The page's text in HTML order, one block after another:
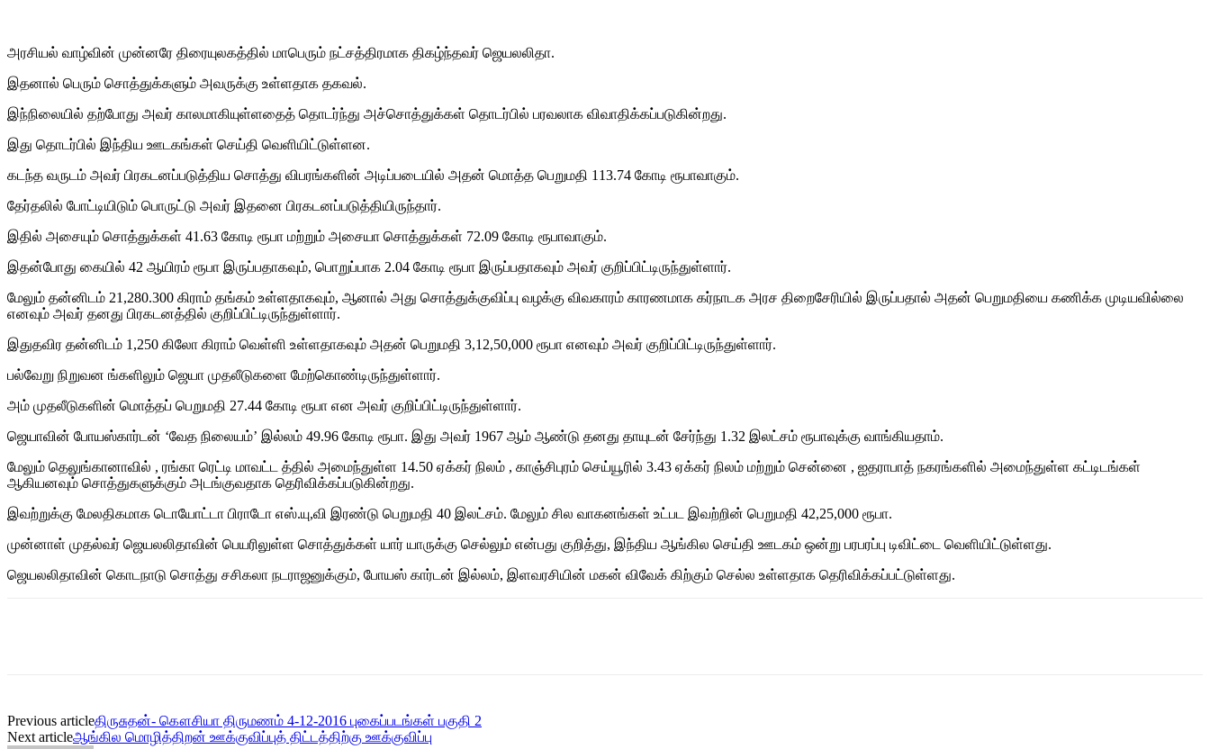
அரசியல் வாழ்வின் முன்னரே திரையுலகத்தில் மாபெரும் நட்சத்திரமாக திகழ்ந்தவர் ஜெயலலிதா.
இதனால் பெரும் சொத்துக்களும் அவருக்கு உள்ளதாக தகவல்.
இந்நிலையில் தற்போது அவர் காலமாகியுள்ளதைத் தொடர்ந்து அச்சொத்துக்கள் தொடர்பில் பரவலாக விவாதிக்கப்படுகின்றது.
இது தொடர்பில் இந்திய ஊடகங்கள் செய்தி வெளியிட்டுள்ளன.
கடந்த வருடம் அவர் பிரகடனப்படுத்திய சொத்து விபரங்களின் அடிப்படையில் அதன் மொத்த பெறுமதி 113.74 கோடி ரூபாவாகும்.
தேர்தலில் போட்டியிடும் பொருட்டு அவர் இதனை பிரகடனப்படுத்தியிருந்தார்.
இதில் அசையும் சொத்துக்கள் 41.63 கோடி ரூபா மற்றும் அசையா சொத்துக்கள் 72.09 கோடி ரூபாவாகும்.
இதன்போது கையில் 42 ஆயிரம் ரூபா இருப்பதாகவும், பொறுப்பாக 2.04 கோடி ரூபா இருப்பதாகவும் அவர் குறிப்பிட்டிருந்துள்ளார்.
மேலும் தன்னிடம் 21,280.300 கிராம் தங்கம் உள்ளதாகவும், ஆனால் அது சொத்துக்குவிப்பு வழக்கு விவகாரம் காரணமாக கர்நாடக அரச திறைசேரியில் இருப்பதால் அதன் பெறுமதியை கணிக்க முடியவில்லை
எனவும் அவர் தனது பிரகடனத்தில் குறிப்பிட்டிருந்துள்ளார்.
இதுதவிர தன்னிடம் 1,250 கிலோ கிராம் வெள்ளி உள்ளதாகவும் அதன் பெறுமதி 3,12,50,000 ரூபா எனவும் அவர் குறிப்பிட்டிருந்துள்ளார்.
பல்வேறு நிறுவன ங்களிலும் ஜெயா முதலீடுகளை மேற்கொண்டிருந்துள்ளார்.
அம் முதலீடுகளின் மொத்தப் பெறுமதி 27.44 கோடி ரூபா என அவர் குறிப்பிட்டிருந்துள்ளார்.
ஜெயாவின் போயஸ்கார்டன் ‘வேத நிலையம்’ இல்லம் 49.96 கோடி ரூபா. இது அவர் 1967 ஆம் ஆண்டு தனது தாயுடன் சேர்ந்து 1.32 இலட்சம் ரூபாவுக்கு வாங்கியதாம்.
மேலும் தெலுங்கானாவில் , ரங்கா ரெட்டி மாவட்ட த்தில் அமைந்துள்ள 14.50 ஏக்கர் நிலம் , காஞ்சிபுரம் செய்யூரில் 3.43 ஏக்கர் நிலம் மற்றும் சென்னை , ஐதராபாத் நகரங்களில் அமைந்துள்ள கட்டிடங்கள்
ஆகியனவும் சொத்துகளுக்கும் அடங்குவதாக தெரிவிக்கப்படுகின்றது.
இவற்றுக்கு மேலதிகமாக டொயோட்டா பிராடோ எஸ்.யு,வி இரண்டு பெறுமதி 40 இலட்சம். மேலும் சில வாகனங்கள் உட்பட இவற்றின் பெறுமதி 42,25,000 ரூபா.
முன்னாள் முதல்வர் ஜெயலலிதாவின் பெயரிலுள்ள சொத்துக்கள் யார் யாருக்கு செல்லும் என்பது குறித்து, இந்திய ஆங்கில செய்தி ஊடகம் ஒன்று பரபரப்பு டிவிட்டை வெளியிட்டுள்ளது.
ஜெயலலிதாவின் கொடநாடு சொத்து சசிகலா நடராஜனுக்கும், போயஸ் கார்டன் இல்லம், இளவரசியின் மகன் விவேக் கிற்கும் செல்ல உள்ளதாக தெரிவிக்கப்பட்டுள்ளது.
Previous articleதிருசுதன்- கௌசியா திருமணம் 4-12-2016 புகைப்படங்கள் பகுதி 2
Next articleஆங்கில மொழித்திறன் ஊக்குவிப்புத் திட்டத்திற்கு ஊக்குவிப்பு